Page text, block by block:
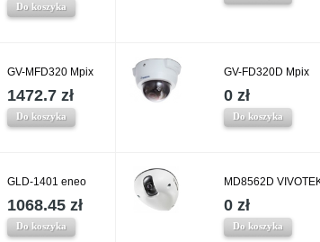
Do koszyka
GV-MFD320 Mpix
1472.7 zł
Do koszyka
GV-FD320D Mpix
0 zł
Do koszyka
GLD-1401 eneo
1068.45 zł
Do koszyka
MD8562D
0 zł
Do koszyka